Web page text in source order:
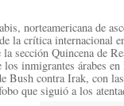
norteamericana de
la crítica internacional
sección Quincena de
inmigrantes árabes
Bush contra Irak, con
que siguió a los